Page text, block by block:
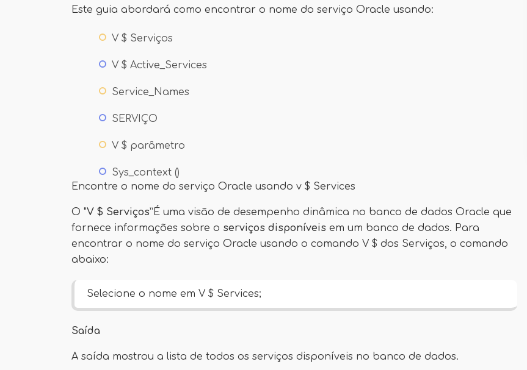
Este guia abordará como encontrar o nome do serviço Oracle usando:
V $ Serviços
V $ Active_Services
Service_Names
SERVIÇO
V $ parâmetro
Sys_context ()
Encontre o nome do serviço Oracle usando v $ Services
O "V $ Serviços”É uma visão de desempenho dinâmica no banco de dados Oracle que
fornece informações sobre o serviços disponíveis em um banco de dados. Para
encontrar o nome do serviço Oracle usando o comando V $ dos Serviços, o comando
abaixo:
Selecione o nome em V $ Services;
Saída
A saída mostrou a lista de todos os serviços disponíveis no banco de dados.